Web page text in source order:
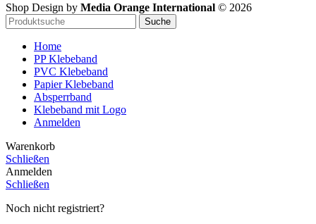
Shop Design by Media Orange International © 2026
Suche
Home
PP Klebeband
PVC Klebeband
Papier Klebeband
Absperrband
Klebeband mit Logo
Anmelden
Warenkorb
Schließen
Anmelden
Schließen
Noch nicht registriert?